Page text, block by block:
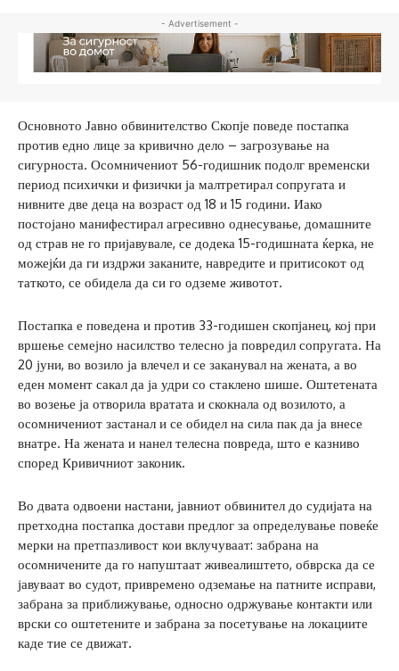
- Advertisement -
Основното Јавно обвинителство Скопје поведе постапка
против едно лице за кривично дело – загрозување на
сигурноста. Осомничениот 56-годишник подолг временски
период психички и физички ја малтретирал сопругата и
нивните две деца на возраст од 18 и 15 години. Иако
постојано манифестирал агресивно однесување, домашните
од страв не го пријавувале, се додека 15-годишната ќерка, не
можејќи да ги издржи заканите, навредите и притисокот од
таткото, се обидела да си го одземе животот.
Постапка е поведена и против 33-годишен скопјанец, кој при
вршење семејно насилство телесно ја повредил сопругата. На
20 јуни, во возило ја влечел и се заканувал на жената, а во
еден момент сакал да ја удри со стаклено шише. Оштетената
во возење ја отворила вратата и скокнала од возилото, а
осомничениот застанал и се обидел на сила пак да ја внесе
внатре. На жената и нанел телесна повреда, што е казниво
според Кривичниот законик.
Во двата одвоени настани, јавниот обвинител до судијата на
претходна постапка достави предлог за определување повеќе
мерки на претпазливост кои вклучуваат: забрана на
осомничените да го напуштаат живеалиштето, обврска да се
јавуваат во судот, привремено одземање на патните исправи,
забрана за приближување, односно одржување контакти или
врски со оштетените и забрана за посетување на локациите
каде тие се движат.